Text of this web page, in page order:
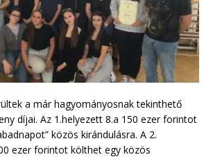
a már hagyományosnak tekinthető
díjai. Az 1.helyezett 8.a 150 ezer forintot
közös kirándulásra. A 2.
ezer forintot költhet egy közös